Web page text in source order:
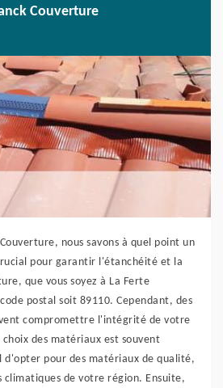
Couverture
nous savons à quel point un
pour garantir l'étanchéité et la
que vous soyez à La Ferte
postal soit 89110. Cependant, des
compromettre l'intégrité de votre
des matériaux est souvent
d'opter pour des matériaux de qualité,
climatiques de votre région. Ensuite,